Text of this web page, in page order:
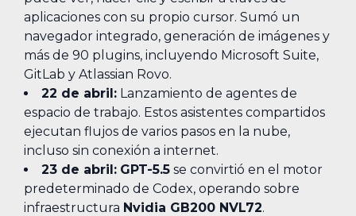
aplicaciones con su propio cursor. Sumó un
navegador integrado, generación de imágenes y
más de 90 plugins, incluyendo Microsoft Suite,
GitLab y Atlassian Rovo.
22 de abril: Lanzamiento de agentes de
espacio de trabajo. Estos asistentes compartidos
ejecutan flujos de varios pasos en la nube,
incluso sin conexión a internet.
23 de abril: GPT-5.5 se convirtió en el motor
predeterminado de Codex, operando sobre
infraestructura Nvidia GB200 NVL72.